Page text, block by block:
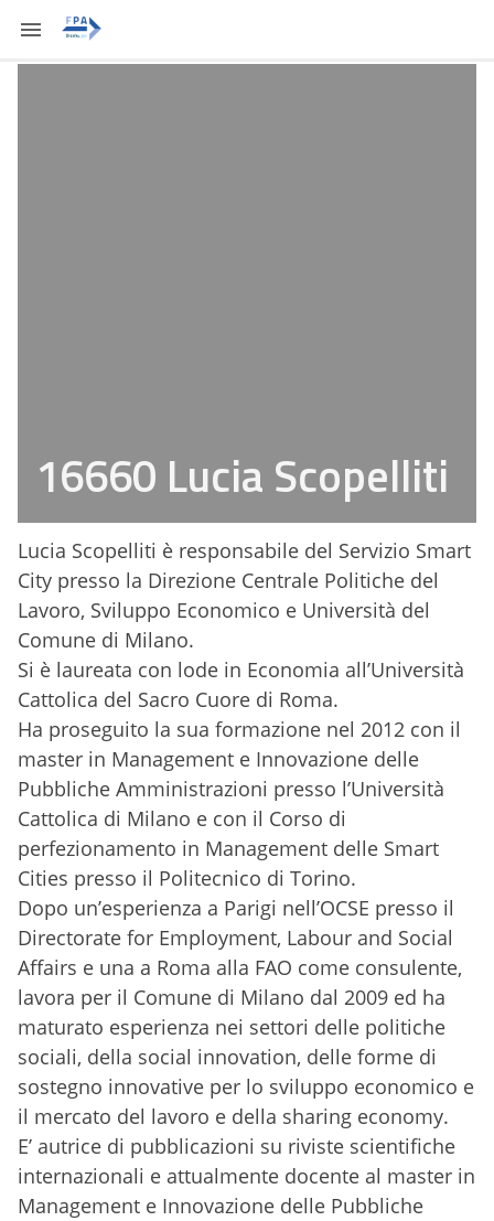
16660 Lucia Scopelliti
Lucia Scopelliti è responsabile del Servizio Smart
City presso la Direzione Centrale Politiche del
Lavoro, Sviluppo Economico e Università del
Comune di Milano.
Si è laureata con lode in Economia all’Università
Cattolica del Sacro Cuore di Roma.
Ha proseguito la sua formazione nel 2012 con il
master in Management e Innovazione delle
Pubbliche Amministrazioni presso l’Università
Cattolica di Milano e con il Corso di
perfezionamento in Management delle Smart
Cities presso il Politecnico di Torino.
Dopo un’esperienza a Parigi nell’OCSE presso il
Directorate for Employment, Labour and Social
Affairs e una a Roma alla FAO come consulente,
lavora per il Comune di Milano dal 2009 ed ha
maturato esperienza nei settori delle politiche
sociali, della social innovation, delle forme di
sostegno innovative per lo sviluppo economico e
il mercato del lavoro e della sharing economy.
E’ autrice di pubblicazioni su riviste scientifiche
internazionali e attualmente docente al master in
Management e Innovazione delle Pubbliche